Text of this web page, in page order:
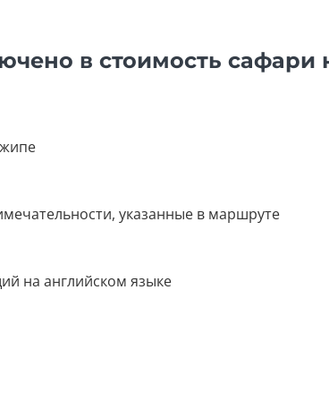
в стоимость
указанные в маршруте
на английском языке